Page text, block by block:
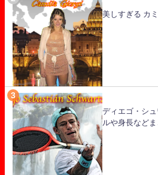
美しすぎる カ
ディエゴ・シ
ルや身長などま